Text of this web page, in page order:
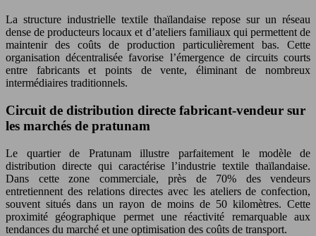
La structure industrielle textile thaïlandaise repose sur un réseau
dense de producteurs locaux et d’ateliers familiaux qui permettent de
maintenir des coûts de production particulièrement bas. Cette
organisation décentralisée favorise l’émergence de circuits courts
entre fabricants et points de vente, éliminant de nombreux
intermédiaires traditionnels.
Circuit de distribution directe fabricant-vendeur sur
les marchés de pratunam
Le quartier de Pratunam illustre parfaitement le modèle de
distribution directe qui caractérise l’industrie textile thaïlandaise.
Dans cette zone commerciale, près de 70% des vendeurs
entretiennent des relations directes avec les ateliers de confection,
souvent situés dans un rayon de moins de 50 kilomètres. Cette
proximité géographique permet une réactivité remarquable aux
tendances du marché et une optimisation des coûts de transport.